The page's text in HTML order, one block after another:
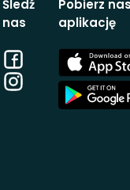
Śledź
nas
Facebook
Instagram
Pobierz
aplikację
App
Store
App
Store